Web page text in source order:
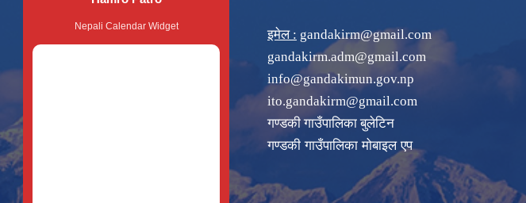
Nepali Calendar Widget
इमेल : gandakirm@gmail.com
gandakirm.adm@gmail.com
info@gandakimun.gov.np
ito.gandakirm@gmail.com
गण्डकी गाउँपालिका बुलेटिन
गण्डकी गाउँपालिका मोबाइल एप